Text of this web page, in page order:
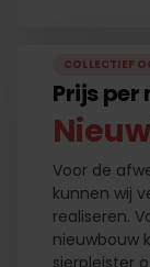
Prijs per
Voor de
kunnen wij
realiseren.
nieuwbouw
sierpleister
COLLECTIEF